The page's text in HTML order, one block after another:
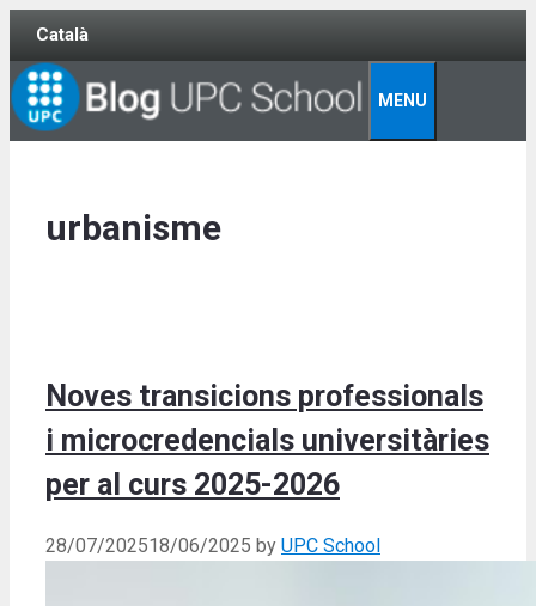
Skip
content
Català
MENU
urbanisme
Noves transicions professionals
i microcredencials universitàries
per al curs 2025-2026
28/07/202518/06/2025 by UPC School